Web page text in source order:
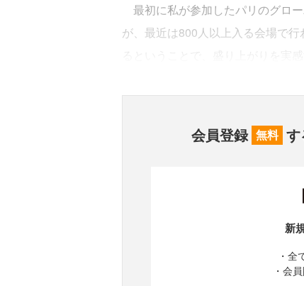
最初に私が参加したパリのグロ
が、最近は800人以上入る会場で
会員登録 無料
新
・全
・会